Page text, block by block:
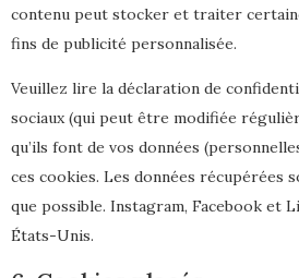
contenu peut stocker et traiter
fins de publicité personnalisée.
Veuillez lire la déclaration de
sociaux (qui peut être modifiée
qu’ils font de vos données
ces cookies. Les données récupérées
que possible. Instagram, Facebook et
États-Unis.